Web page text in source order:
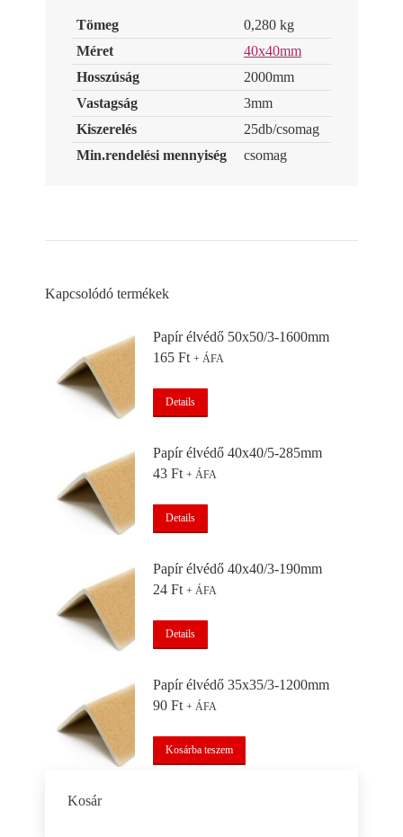
Tömeg
0,280 kg
Méret
40x40mm
Hosszúság
2000mm
Vastagság
3mm
Kiszerelés
25db/csomag
Min.rendelési mennyiség
csomag
Kapcsolódó termékek
Papír élvédő 50x50/3-1600mm
165 Ft + ÁFA
Details
Papír élvédő 40x40/5-285mm
43 Ft + ÁFA
Details
Papír élvédő 40x40/3-190mm
24 Ft + ÁFA
Details
Papír élvédő 35x35/3-1200mm
90 Ft + ÁFA
Kosárba teszem
Kosár